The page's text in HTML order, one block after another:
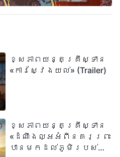
ខ្សែភាពយន្តគ្រីស្ទាន
«ការស្វែងយល់» (Trailer)
ខ្សែភាពយន្តគ្រីស្ទាន
«ដំណឹងល្អអំពីនគរព្រះ
បានមកដល់​ភូមិរបស់